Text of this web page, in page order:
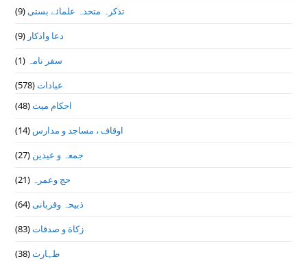
تذكرہ متحدہ علمائے بستى(9)
دعا واذكار (9)
سفر نامہ (1)
عبادات(578)
احکام میت(48)
اوقاف ، مساجد و مدارس (14)
جمعہ و عیدین (27)
حج وعمرہ (21)
ذبیحہ وقربانی(64)
زکاة و صدقات(83)
طہارت(38)